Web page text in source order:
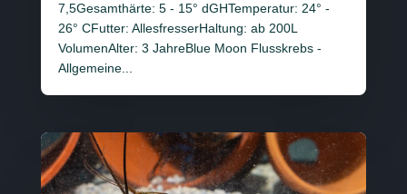
7,5Gesamthärte: 5 - 15° dGHTemperatur: 24° -
26° CFutter: AllesfresserHaltung: ab 200L
VolumenAlter: 3 JahreBlue Moon Flusskrebs -
Allgemeine...